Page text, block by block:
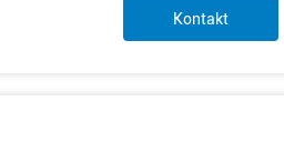
Kontakt